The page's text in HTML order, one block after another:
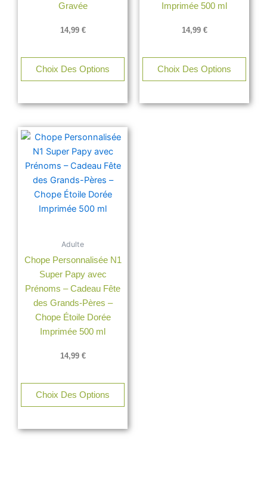
Gravée
14,99 €
Choix Des Options
Imprimée 500 ml
14,99 €
Choix Des Options
Adulte
Chope Personnalisée N1
Super Papy avec
Prénoms – Cadeau Fête
des Grands-Pères –
Chope Étoile Dorée
Imprimée 500 ml
14,99 €
Choix Des Options